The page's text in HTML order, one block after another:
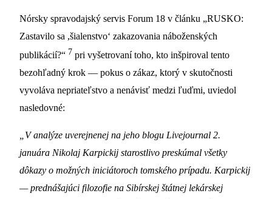
Nórsky spravodajský servis Forum 18 v článku „RUSKO:
Zastavilo sa ,šialenstvo‘ zakazovania náboženských
publikácií?“ 7 pri vyšetrovaní toho, kto inšpiroval tento
bezohľadný krok — pokus o zákaz, ktorý v skutočnosti
vyvoláva nepriateľstvo a nenávisť medzi ľuďmi, uviedol
nasledovné:
„V analýze uverejnenej na jeho blogu Livejournal 2.
januára Nikolaj Karpickij starostlivo preskúmal všetky
dôkazy o možných iniciátoroch tomského prípadu. Karpickij
—prednášajúci filozofie na Sibírskej štátnej lekárskej